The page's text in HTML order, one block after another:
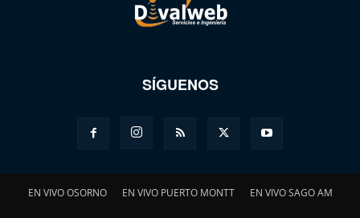
SÍGUENOS
EN VIVO OSORNO EN VIVO PUERTO MONTT EN VIVO SAGO AM